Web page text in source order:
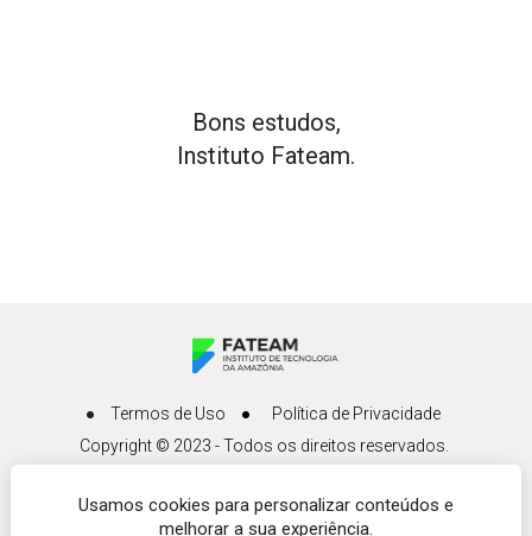
Bons estudos,
Instituto Fateam.
Copyright © 2023 - Todos os direitos reservados.
Av. Djalma Batista, 98 - Edifício Milhomem Center,
Termos de Uso Política de Privacidade
Usamos cookies para personalizar conteúdos e
melhorar a sua experiência.